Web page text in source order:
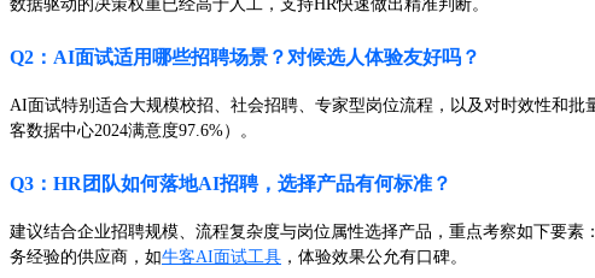
数据驱动的决策权重已经高于人工，支持HR快速做出精准判断。
Q2：AI面试适用哪些招聘场景？对候选人体验友好吗？
AI面试特别适合大规模校招、社会招聘、专家型岗位流程，以及对时效性和
客数据中心2024满意度97.6%）。
Q3：HR团队如何落地AI招聘，选择产品有何标准？
建议结合企业招聘规模、流程复杂度与岗位属性选择产品，重点考察如下要
务经验的供应商，如牛客AI面试工具 ，体验效果公允有口碑。